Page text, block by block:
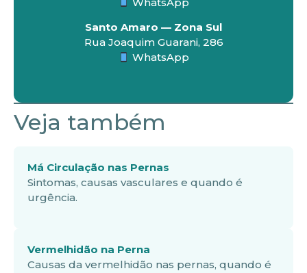
Santo Amaro — Zona Sul
Rua Joaquim Guarani, 286
WhatsApp
Veja também
Má Circulação nas Pernas
Sintomas, causas vasculares e quando é
urgência.
Vermelhidão na Perna
Causas da vermelhidão nas pernas, quando é